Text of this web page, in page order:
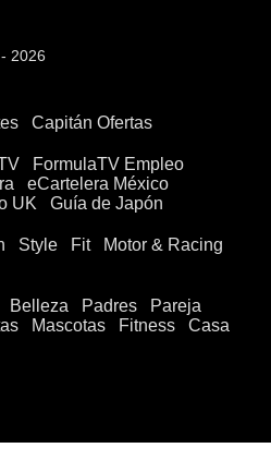
2026
Capitán Ofertas
FormulaTV Empleo
eCartelera México
UK
Guía de Japón
Style Fit
Motor & Racing
Belleza Padres
Pareja
Mascotas Fitness
Casa